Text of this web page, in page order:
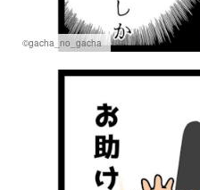
©gacha_no_gacha